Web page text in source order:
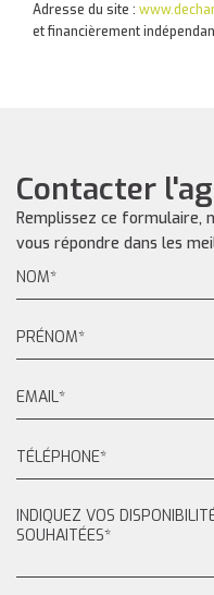
Adresse du site :
et financièrement
Contacter
Remplissez ce formulaire,
vous répondre dans les